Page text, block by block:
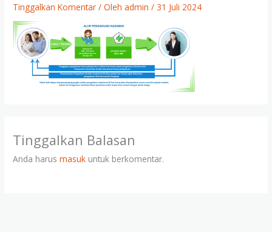
Tinggalkan Komentar / Olehadmin/31 Juli 2024
Tinggalkan Balasan
Anda harusmasuk untuk berkomentar.